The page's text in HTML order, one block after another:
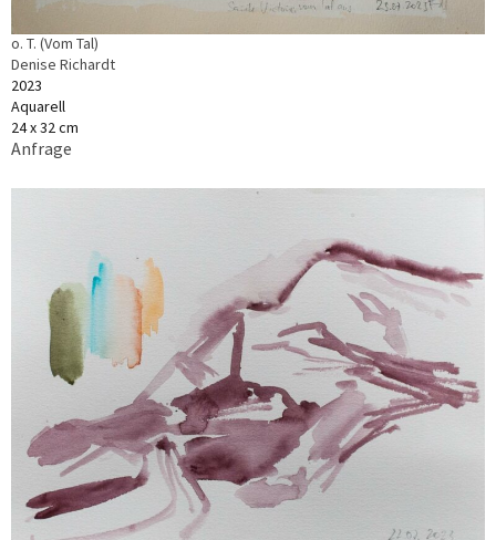
o. T. (Vom Tal)
Denise Richardt
2023
Aquarell
24 x 32 cm
Anfrage